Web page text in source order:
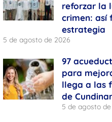
reforzar la
crimen: así
estrategia
5 de agosto de 2026
97
para
llega a las
de
5 de agosto